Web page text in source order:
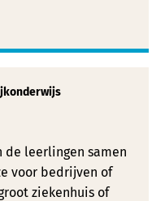
de leerlingen samen
voor bedrijven of
ziekenhuis of